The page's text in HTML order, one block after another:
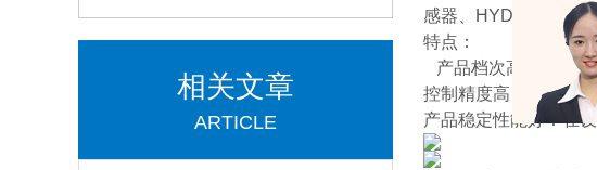
相关文章
ARTICLE
感器、HYDAC流量开
特点：
产品档次高：采用电
控制精度高：检测精
产品稳定性能好：在